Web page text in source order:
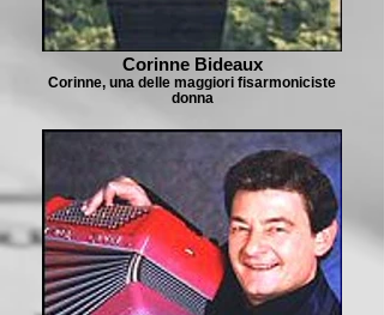
Corinne Bideaux
Corinne, una delle maggiori fisarmoniciste
donna